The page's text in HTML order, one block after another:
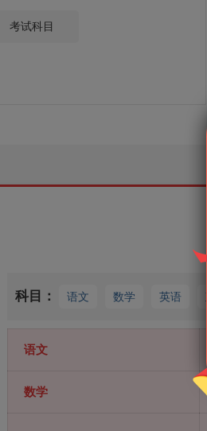
考试科目
科目： 语文 数学 英语
语文
数学